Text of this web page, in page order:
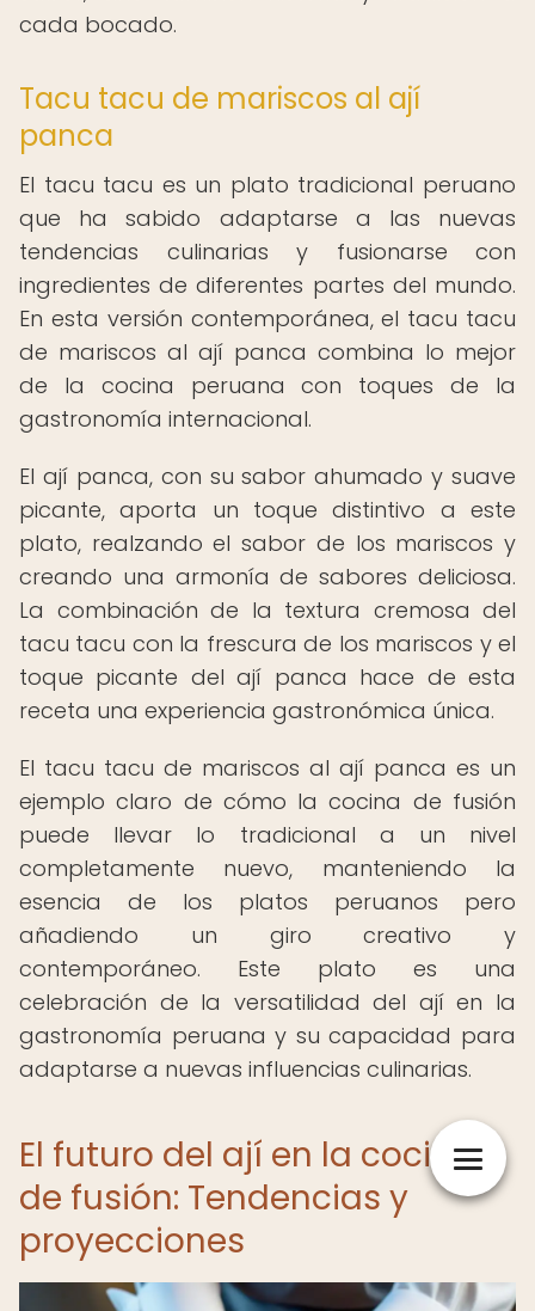
cada bocado.
Tacu tacu de mariscos al ají
panca
El tacu tacu es un plato tradicional peruano
que ha sabido adaptarse a las nuevas
tendencias culinarias y fusionarse con
ingredientes de diferentes partes del mundo.
En esta versión contemporánea, el tacu tacu
de mariscos al ají panca combina lo mejor
de la cocina peruana con toques de la
gastronomía internacional.
El ají panca, con su sabor ahumado y suave
picante, aporta un toque distintivo a este
plato, realzando el sabor de los mariscos y
creando una armonía de sabores deliciosa.
La combinación de la textura cremosa del
tacu tacu con la frescura de los mariscos y el
toque picante del ají panca hace de esta
receta una experiencia gastronómica única.
El tacu tacu de mariscos al ají panca es un
ejemplo claro de cómo la cocina de fusión
puede llevar lo tradicional a un nivel
completamente nuevo, manteniendo la
esencia de los platos peruanos pero
añadiendo un giro creativo y
contemporáneo. Este plato es una
celebración de la versatilidad del ají en la
gastronomía peruana y su capacidad para
adaptarse a nuevas influencias culinarias.
El futuro del ají en la cocina
de fusión: Tendencias y
proyecciones